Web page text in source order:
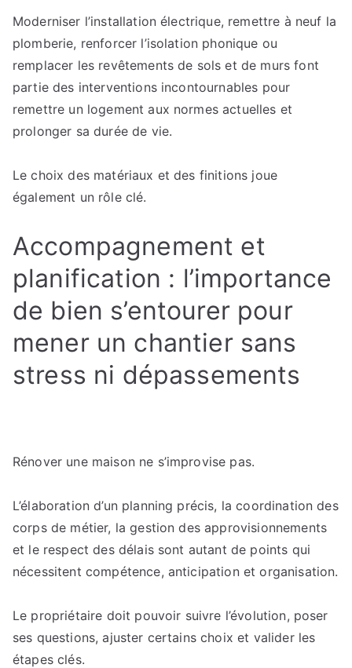
Moderniser l’installation électrique, remettre à neuf la
plomberie, renforcer l’isolation phonique ou
remplacer les revêtements de sols et de murs font
partie des interventions incontournables pour
remettre un logement aux normes actuelles et
prolonger sa durée de vie.
Le choix des matériaux et des finitions joue
également un rôle clé.
Accompagnement et
planification : l’importance
de bien s’entourer pour
mener un chantier sans
stress ni dépassements
Rénover une maison ne s’improvise pas.
L’élaboration d’un planning précis, la coordination des
corps de métier, la gestion des approvisionnements
et le respect des délais sont autant de points qui
nécessitent compétence, anticipation et organisation.
Le propriétaire doit pouvoir suivre l’évolution, poser
ses questions, ajuster certains choix et valider les
étapes clés.